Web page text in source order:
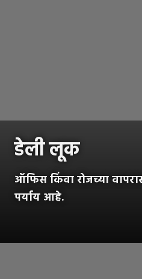
डेली लूक
ऑफिस किंवा रोजच्या
पर्याय आहे.